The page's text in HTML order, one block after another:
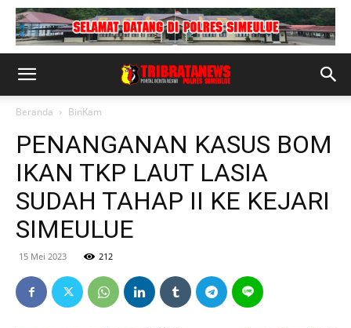
Beranda BinKam
PENANGANAN KASUS BOM
IKAN TKP LAUT LASIA
SUDAH TAHAP II KE KEJARI
SIMEULUE
15 Mei 2023 212